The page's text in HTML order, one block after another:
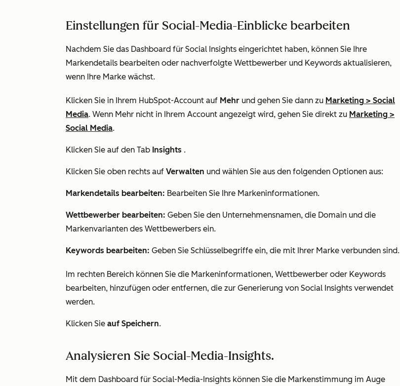
Einstellungen für Social-Media-Einblicke bearbeiten
Nachdem Sie das Dashboard für Social Insights eingerichtet haben, können Sie Ihre
Markendetails bearbeiten oder nachverfolgte Wettbewerber und Keywords aktualisieren,
wenn Ihre Marke wächst.
Klicken Sie in Ihrem HubSpot-Account auf Mehr und gehen Sie dann zu Marketing > Social
Media. Wenn Mehr nicht in Ihrem Account angezeigt wird, gehen Sie direkt zu Marketing >
Social Media.
Klicken Sie auf den Tab Insights .
Klicken Sie oben rechts auf Verwalten und wählen Sie aus den folgenden Optionen aus:
Markendetails bearbeiten: Bearbeiten Sie Ihre Markeninformationen.
Wettbewerber bearbeiten: Geben Sie den Unternehmensnamen, die Domain und die
Markenvarianten des Wettbewerbers ein.
Keywords bearbeiten: Geben Sie Schlüsselbegriffe ein, die mit Ihrer Marke verbunden sind.
Im rechten Bereich können Sie die Markeninformationen, Wettbewerber oder Keywords
bearbeiten, hinzufügen oder entfernen, die zur Generierung von Social Insights verwendet
werden.
Klicken Sie auf Speichern.
Analysieren Sie Social-Media-Insights.
Mit dem Dashboard für Social-Media-Insights können Sie die Markenstimmung im Auge